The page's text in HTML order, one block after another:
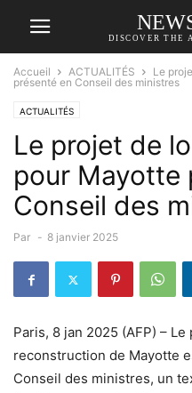
DISCOVER THE
Accueil ACTUALITÉS
Le
présenté en Conseil des ministres
ACTUALITÉS
Le projet de
pour Mayotte
Conseil des
Par - 8 janvier 2025
Paris, 8 jan 2025 (AFP) –
reconstruction de Mayotte
Conseil des ministres, un